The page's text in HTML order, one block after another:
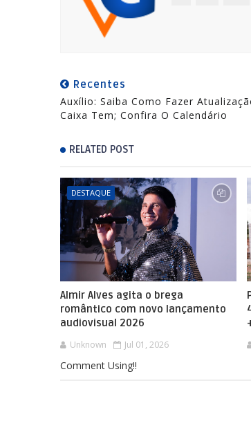
Recentes
Auxílio: Saiba Como Fazer
Caixa Tem; Confira O Calendário
RELATED POST
DESTAQUE
Almir Alves agita o brega
romântico com novo lançamento
audiovisual 2026
Unknown Jul 01, 2026
Comment Using!!